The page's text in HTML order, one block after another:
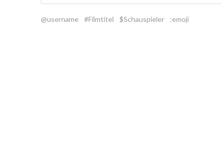
@username #Filmtitel $Schauspieler :emoji